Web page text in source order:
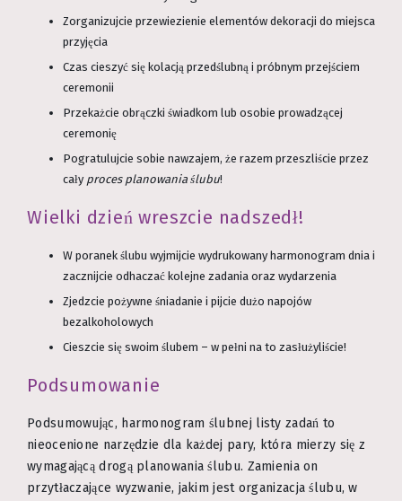
Zorganizujcie przewiezienie elementów dekoracji do miejsca
przyjęcia
Czas cieszyć się kolacją przedślubną i próbnym przejściem
ceremonii
Przekażcie obrączki świadkom lub osobie prowadzącej
ceremonię
Pogratulujcie sobie nawzajem, że razem przeszliście przez
cały proces planowania ślubu!
Wielki dzień wreszcie nadszedł!
W poranek ślubu wyjmijcie wydrukowany harmonogram dnia i
zacznijcie odhaczać kolejne zadania oraz wydarzenia
Zjedzcie pożywne śniadanie i pijcie dużo napojów
bezalkoholowych
Cieszcie się swoim ślubem – w pełni na to zasłużyliście!
Podsumowanie
Podsumowując, harmonogram ślubnej listy zadań to
nieocenione narzędzie dla każdej pary, która mierzy się z
wymagającą drogą planowania ślubu. Zamienia on
przytłaczające wyzwanie, jakim jest organizacja ślubu, w